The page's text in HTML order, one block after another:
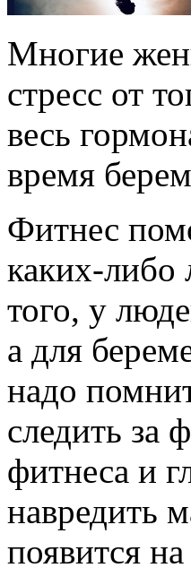
Многие
стресс от
весь
время
Фитнес
каких-либо
того, у
а для
надо
следить за
фитнеса и
навредить
появится на